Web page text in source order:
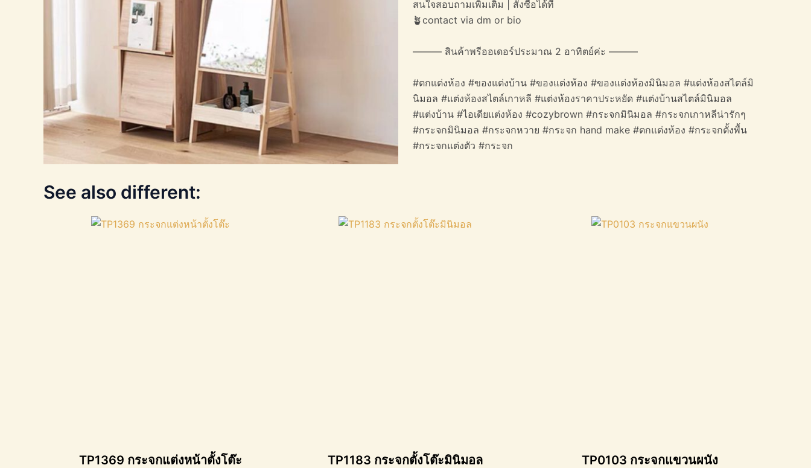
สนใจสอบถามเพิ่มเติม | สั่งซื้อได้ที่
🪴contact via dm or bio
——— สินค้าพรีออเดอร์ประมาณ 2 อาทิตย์ค่ะ ———
#ตกแต่งห้อง #ของแต่งบ้าน #ของแต่งห้อง #ของแต่งห้องมินิมอล #แต่งห้องสไตล์มิ
นิมอล #แต่งห้องสไตล์เกาหลี #แต่งห้องราคาประหยัด #แต่งบ้านสไตล์มินิมอล
#แต่งบ้าน #ไอเดียแต่งห้อง #cozybrown #กระจกมินิมอล #กระจกเกาหลีน่ารักๆ
#กระจกมินิมอล #กระจกหวาย #กระจก hand make #ตกแต่งห้อง #กระจกตั้งพื้น
#กระจกแต่งตัว #กระจก
See also different:
TP1369 กระจกแต่งหน้าตั้งโต๊ะ TP1183 กระจกตั้งโต๊ะมินิมอล TP0103 กระจกแขวนผนัง